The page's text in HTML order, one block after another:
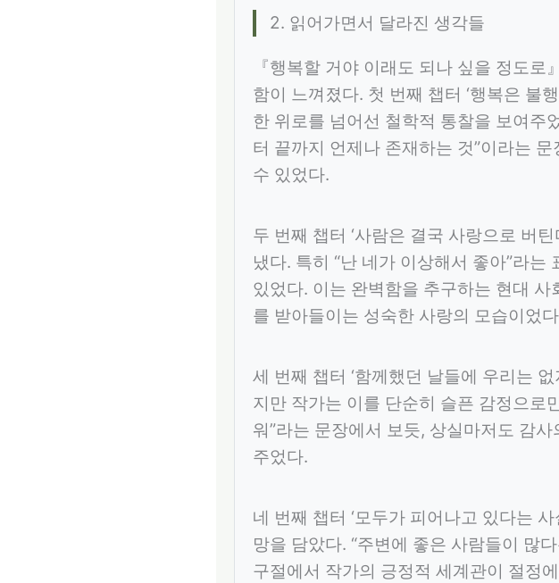
2. 읽어가면서 달라진 생각들
『행복할 거야 이래도 되나 싶을 정도
함이 느껴졌다. 첫 번째 챕터 ‘행복은 불
한 위로를 넘어선 철학적 통찰을 보여주
터 끝까지 언제나 존재하는 것”이라는
수 있었다.
두 번째 챕터 ‘사람은 결국 사랑으로 버
냈다. 특히 “난 네가 이상해서 좋아”라
있었다. 이는 완벽함을 추구하는 현대
를 받아들이는 성숙한 사랑의 모습이었
세 번째 챕터 ‘함께했던 날들에 우리는
지만 작가는 이를 단순히 슬픈 감정으로
워”라는 문장에서 보듯, 상실마저도 감
주었다.
네 번째 챕터 ‘모두가 피어나고 있다는
망을 담았다. “주변에 좋은 사람들이 많
구절에서 작가의 긍정적 세계관이 절정